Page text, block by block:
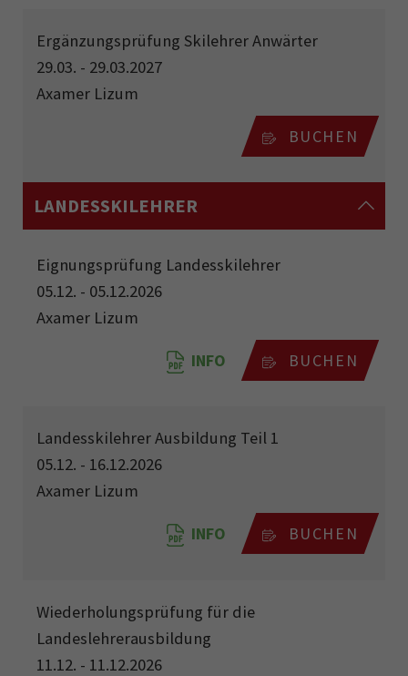
Ergänzungsprüfung Skilehrer Anwärter
29.03. - 29.03.2027
Axamer Lizum
BUCHEN
LANDESSKILEHRER
Eignungsprüfung Landesskilehrer
05.12. - 05.12.2026
Axamer Lizum
INFO BUCHEN
Landesskilehrer Ausbildung Teil 1
05.12. - 16.12.2026
Axamer Lizum
INFO BUCHEN
Wiederholungsprüfung für die
Landeslehrerausbildung
11.12. - 11.12.2026